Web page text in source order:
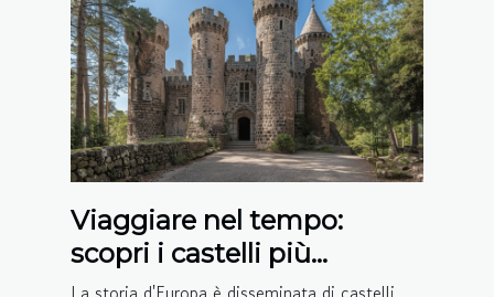
Viaggiare nel tempo:
scopri i castelli più
affascinanti d'Europa